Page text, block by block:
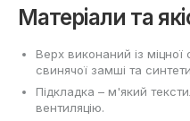
Матеріали та
Верх виконаний із міцної
свинячої замші та
Підкладка – м'який
вентиляцію.